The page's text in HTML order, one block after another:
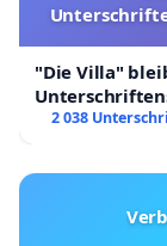
"Die Villa"
2 038